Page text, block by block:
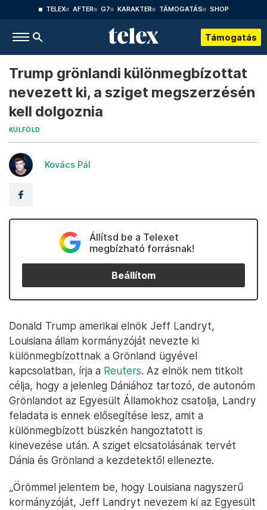
TELEX AFTER G7 KARAKTER TÁMOGATÁS SHOP
Támogatás
Trump grönlandi különmegbízottat
nevezett ki, a sziget megszerzésén
kell dolgoznia
KÜLFÖLD
Kovács Pál
Állítsd be a Telexet
megbízható forrásnak!
Beállítom
Donald Trump amerikai elnök Jeff Landryt,
Louisiana állam kormányzóját nevezte ki
különmegbízottnak a Grönland ügyével
kapcsolatban, írja a Reuters. Az elnök nem titkolt
célja, hogy a jelenleg Dániához tartozó, de autonóm
Grönlandot az Egyesült Államokhoz csatolja, Landry
feladata is ennek elősegítése lesz, amit a
különmegbízott büszkén hangoztatott is
kinevezése után. A sziget elcsatolásának tervét
Dánia és Grönland a kezdetektől ellenezte.
„Örömmel jelentem be, hogy Louisiana nagyszerű
kormányzóját, Jeff Landryt nevezem ki az Egyesült